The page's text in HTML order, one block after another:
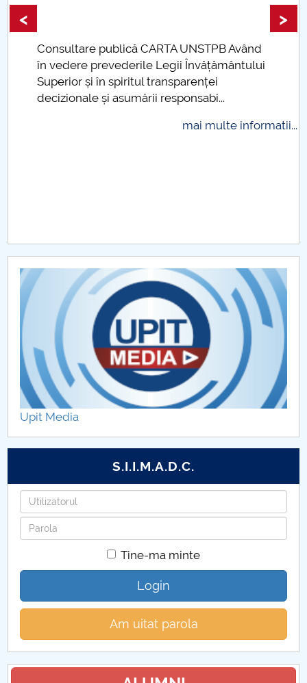
Evenimente CUP
Accesibilitate pentru studenții cu dizabilități
Raportul Conducerii Centrului Universitar Pitești
privind implementarea Planului Operațional 2020-
CAR2026
MENIU CANTINA
Hotărâri Senat din 21 ianuarie 2019
Hotărâri Senat din 6 septembrie 2019
Hotărâri Senat din 1 iulie 2019
Hotărâri Senat din 15 mai 2019
Hotărâri Senat din 10 iunie 2019
Hotărâri Senat din 30 septembrie 2019
Hotărâri Senat din 16 decembrie 2019
Hotărâri Senat din 25 noiembrie 2019
Hotărâri Senat din 28 octombrie 2019
Consultare publică CARTA UNSTPB Având
în vedere prevederile Legii Învățământului
Superior și în spiritul transparenței
decizionale și asumării responsabi...
mai multe informatii...
< >
Upit Media
S.I.I.M.A.D.C.
Utilizatorul
Parola
Tine-ma minte
Login
Am uitat parola